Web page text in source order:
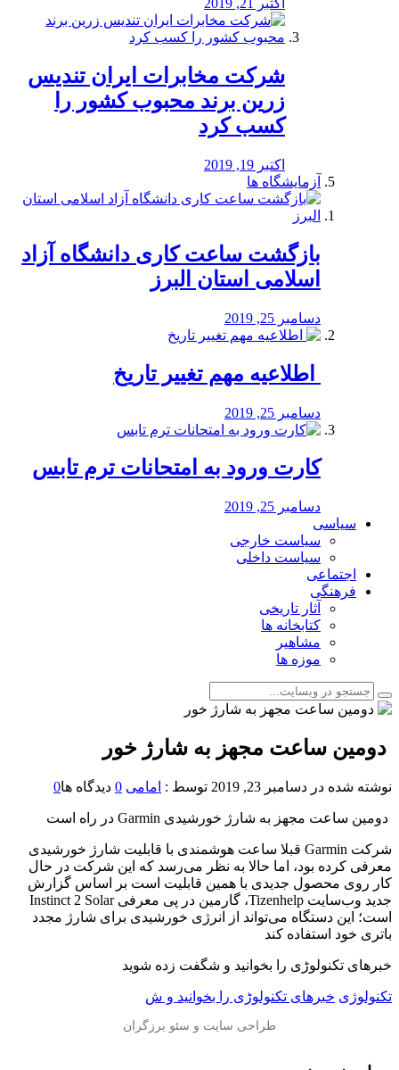
اکتبر 21, 2019
شرکت مخابرات ایران تندیس
زرین برند محبوب کشور را
کسب کرد
اکتبر 19, 2019
آزمایشگاه ها
بازگشت ساعت کاری دانشگاه آزاد
اسلامی استان البرز
دسامبر 25, 2019
️ اطلاعیه مهم تغییر تاریخ
دسامبر 25, 2019
کارت ورود به امتحانات ترم تابس
دسامبر 25, 2019
سیاسی
سیاست خارجی
سیاست داخلی
اجتماعی
فرهنگی
آثار تاریخی
کتابخانه ها
مشاهیر
موزه ها
️ دومین ساعت مجهز به شارژ خور
نوشته شده در دسامبر 23, 2019 توسط : امامی 0 دیدگاه ها0
️ دومین ساعت مجهز به شارژ خورشیدی Garmin در راه است
شرکت Garmin قبلا ساعت هوشمندی با قابلیت شارژ خورشیدی
معرفی کرده بود، اما حالا به نظر می‌رسد که این شرکت در حال
کار روی محصول جدیدی با همین قابلیت است بر اساس گزارش
جدید وب‌سایت Tizenhelp، گارمین در پی معرفی Instinct 2 Solar
است؛ این دستگاه می‌تواند از انرژی خورشیدی برای شارژ مجدد
باتری خود استفاده کند
خبرهای تکنولوڑی را بخوانید و شگفت زده شوید
تکنولوژی خبرهای تکنولوڑی را بخوانید و ش